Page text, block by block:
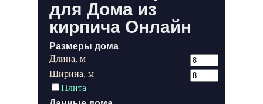
для Дома из
кирпича Онлайн
Размеры дома
Длина, м
Ширина, м
Плита